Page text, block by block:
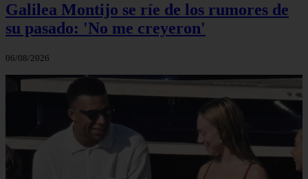
Galilea Montijo se ríe de los rumores de
su pasado: 'No me creyeron'
06/08/2026